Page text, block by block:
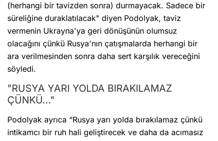
(herhangi bir tavizden sonra) durmayacak. Sadece bir
süreliğine duraklatılacak" diyen Podolyak, taviz
vermenin Ukrayna'ya geri dönüşünün olumsuz
olacağını çünkü Rusya'nın çatışmalarda herhangi bir
ara verilmesinden sonra daha sert karşılık vereceğini
söyledi.
"RUSYA YARI YOLDA BIRAKILAMAZ
ÇÜNKÜ..."
Podolyak ayrıca “Rusya yarı yolda bırakılamaz çünkü
intikamcı bir ruh hali geliştirecek ve daha da acımasız